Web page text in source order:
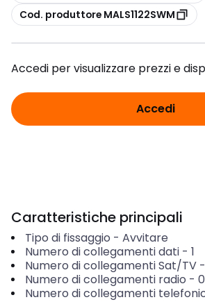
copia
Cod. produttore MALS1122SWM
Accedi per visualizzare prezzi e
Accedi
Caratteristiche principali
Tipo di fissaggio - Avvitare
Numero di collegamenti dati- 1
Numero di collegamenti Sat/TV-
Numero di collegamenti radio - 0
Numero di collegamenti